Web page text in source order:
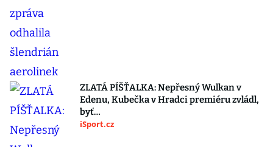
ZLATÁ PÍŠŤALKA: Nepřesný Wulkan v
Edenu, Kubečka v Hradci premiéru zvládl,
byť…
iSport.cz